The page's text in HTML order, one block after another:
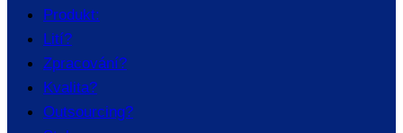
Produkt:
Lití?
Zpracování?
Kvalita?
Outsourcing?